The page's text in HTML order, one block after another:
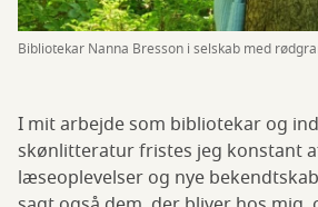
Bibliotekar Nanna Bresson i selskab med
I mit arbejde som bibliotekar og
skønlitteratur fristes jeg konstant
læseoplevelser og nye